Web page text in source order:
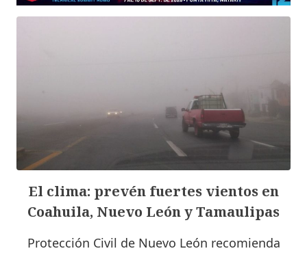
El clima: prevén fuertes vientos en
Coahuila, Nuevo León y Tamaulipas
Protección Civil de Nuevo León recomienda